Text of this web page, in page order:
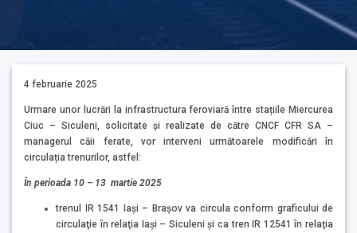
4 februarie 2025
Urmare unor lucrări la infrastructura feroviară între stațiile Miercurea
Ciuc – Siculeni, solicitate și realizate de către CNCF CFR SA –
managerul căii ferate, vor interveni următoarele modificări în
circulația trenurilor, astfel:
În perioada 10 – 13 martie 2025
trenul IR 1541 Iași – Braşov va circula conform graficului de
circulaţie în relaţia Iaşi – Siculeni şi ca tren IR 12541 în relaţia